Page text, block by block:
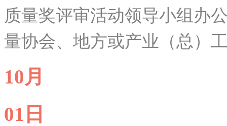
质量奖评审活动领导小组办
量协会、地方或产业（总）
10月
01日